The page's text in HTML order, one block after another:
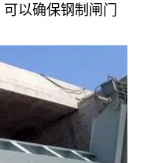
以确保钢制闸门